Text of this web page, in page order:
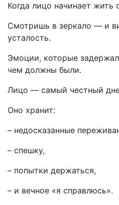
Когда лицо начинает жить
Смотришь в зеркало — и
усталость.
Эмоции, которые
чем должны были.
Лицо — самый честный
Оно хранит:
– недосказанные
– спешку,
– попытки держаться,
– и вечное «я справлюсь».